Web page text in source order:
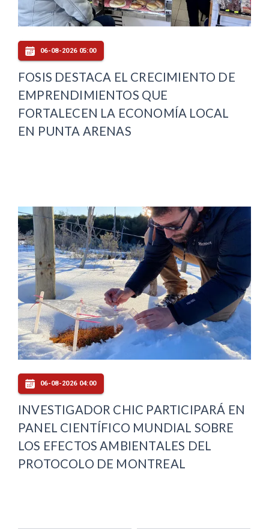
06-08-2026 05:00
FOSIS DESTACA EL CRECIMIENTO DE
EMPRENDIMIENTOS QUE
FORTALECEN LA ECONOMÍA LOCAL
EN PUNTA ARENAS
06-08-2026 04:00
INVESTIGADOR CHIC PARTICIPARÁ EN
PANEL CIENTÍFICO MUNDIAL SOBRE
LOS EFECTOS AMBIENTALES DEL
PROTOCOLO DE MONTREAL